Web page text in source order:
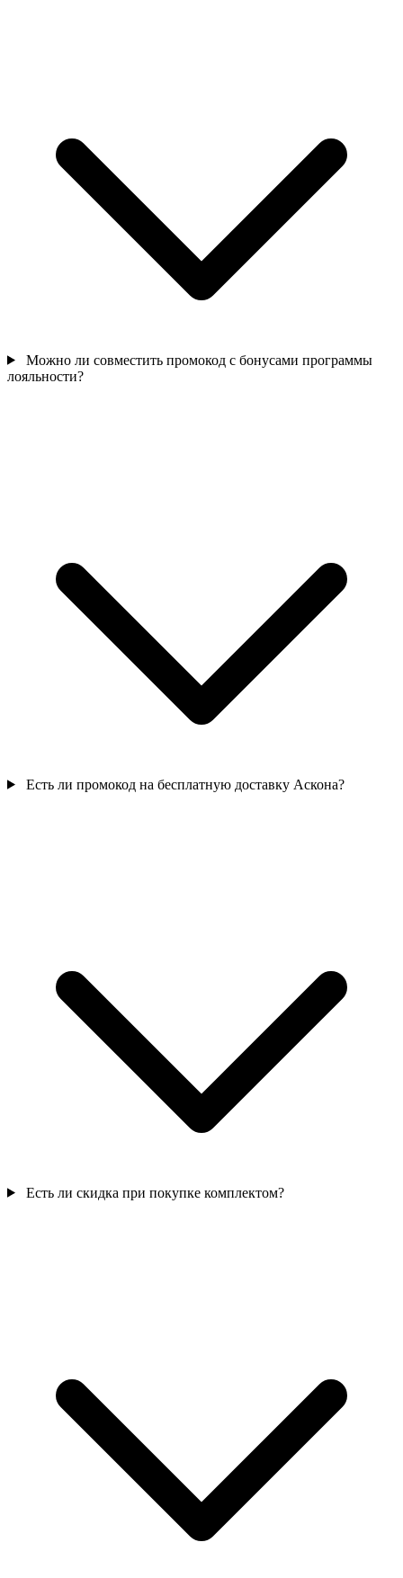
Можно ли совместить промокод с бонусами программы
лояльности?
Есть ли промокод на бесплатную доставку Аскона?
Есть ли скидка при покупке комплектом?